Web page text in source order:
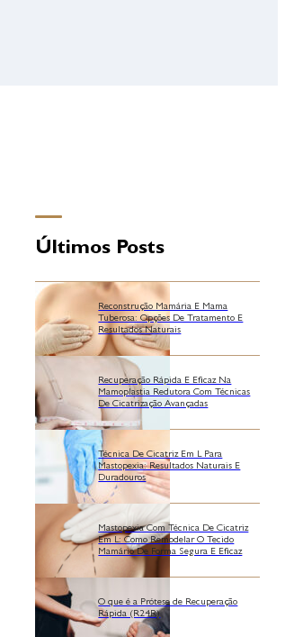
Últimos Posts
Reconstrução Mamária E Mama
Tuberosa: Opções De Tratamento E
Resultados Naturais
Recuperação Rápida E Eficaz Na
Mamoplastia Redutora Com Técnicas
De Cicatrização Avançadas
Técnica De Cicatriz Em L Para
Mastopexia: Resultados Naturais E
Duradouros
Mastopexia Com Técnica De Cicatriz
Em L: Como Remodelar O Tecido
Mamário De Forma Segura E Eficaz
O que é a Prótese de Recuperação
Rápida (R24R)